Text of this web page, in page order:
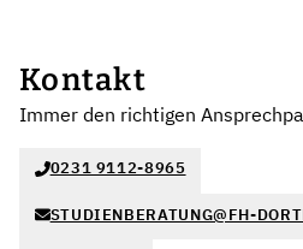
Kontakt
Immer den richtigen
0231 9112-8965
STUDIENBERATUNG@FH-